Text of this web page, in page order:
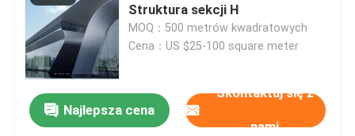
Nowości
Sprawy
Struktura sekcji H
MOQ：500 metrów kwadratowych
Cena：US $25-100 square meter
Najlepsza cena
Skontaktuj się z
nami